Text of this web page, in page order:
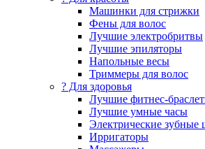
Машинки для стрижки
Фены для волос
Лучшие электробритвы
Лучшие эпиляторы
Напольные весы
Триммеры для волос
? Для здоровья
Лучшие фитнес-
Лучшие умные часы
Электрические зубные
Ирригаторы